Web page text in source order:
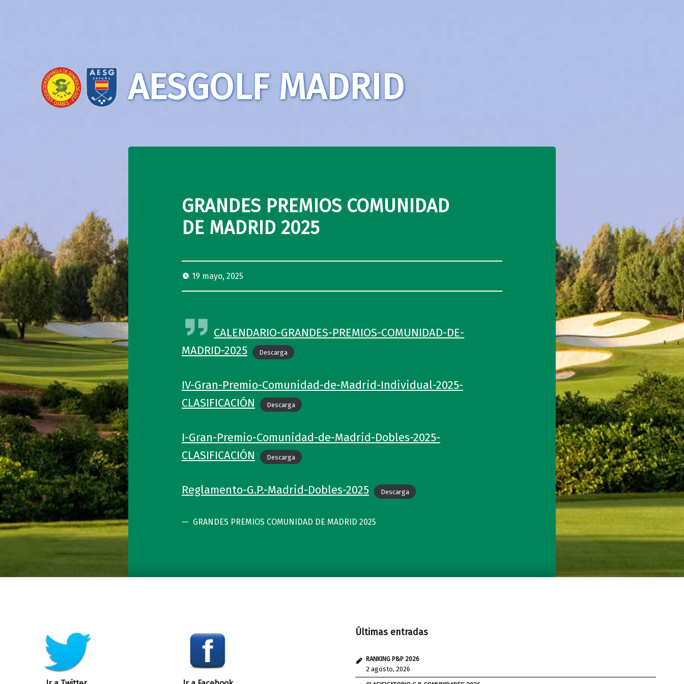
AESGOLF MADRID
GRANDES PREMIOS COMUNIDAD
DE MADRID 2025
19 mayo, 2025
CALENDARIO-GRANDES-PREMIOS-COMUNIDAD-DE-
MADRID-2025
Descarga
IV-Gran-Premio-Comunidad-de-Madrid-Individual-2025-
CLASIFICACIÓN
Descarga
I-Gran-Premio-Comunidad-de-Madrid-Dobles-2025-
CLASIFICACIÓN
Descarga
Reglamento-G.P.-Madrid-Dobles-2025 Descarga
GRANDES PREMIOS COMUNIDAD DE MADRID 2025
Últimas entradas
RANKING P&P 2026
2 agosto, 2026